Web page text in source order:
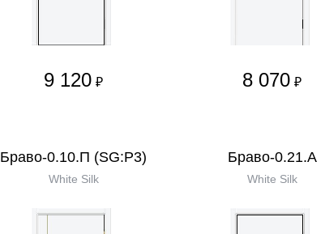
9 120 ₽ 8 070 ₽
Браво-0.10.П (SG:P3)
White Silk
Браво-0.21.А
White Silk